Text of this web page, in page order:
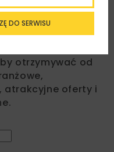
otrzymywać od
atrakcyjne oferty i
DO SERWISU